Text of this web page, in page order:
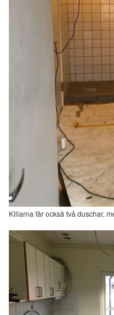
Killarna får också två duschar,